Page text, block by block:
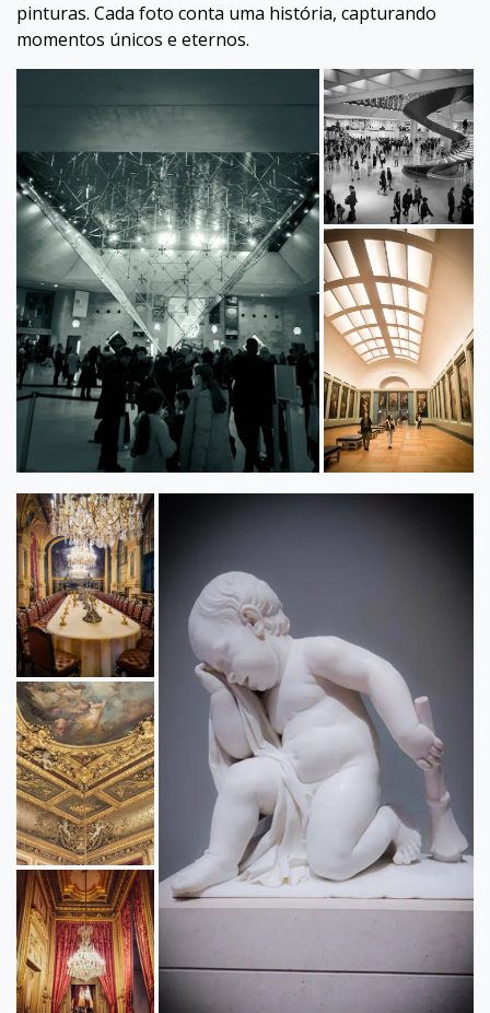
pinturas. Cada foto conta uma história, capturando
momentos únicos e eternos.